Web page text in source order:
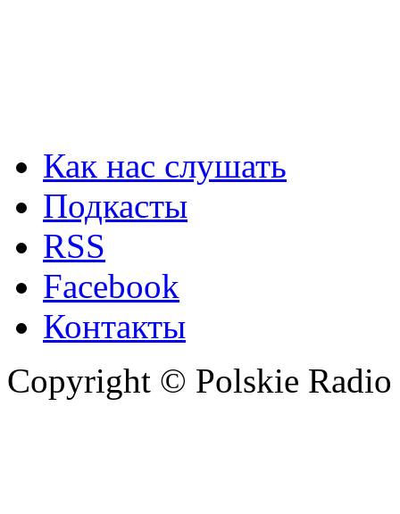
Как нас слушать
Подкасты
RSS
Facebook
Контакты
Copyright © Polskie